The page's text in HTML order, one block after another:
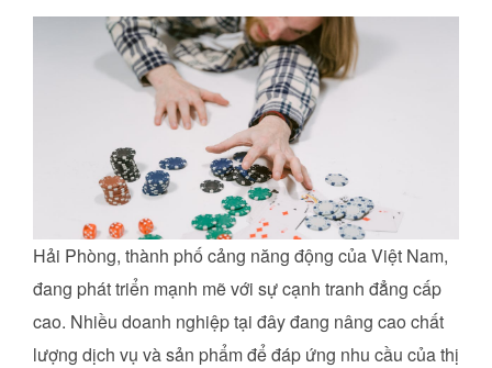
Hải Phòng, thành phố cảng năng động của Việt Nam,
đang phát triển mạnh mẽ với sự cạnh tranh đẳng cấp
cao. Nhiều doanh nghiệp tại đây đang nâng cao chất
lượng dịch vụ và sản phẩm để đáp ứng nhu cầu của thị